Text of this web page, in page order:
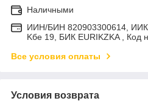
Наличными
ИИН/БИН 820903300614, ИИК
Kбе 19, БИК EURIKZKA , Код
Все условия оплаты
Условия возврата